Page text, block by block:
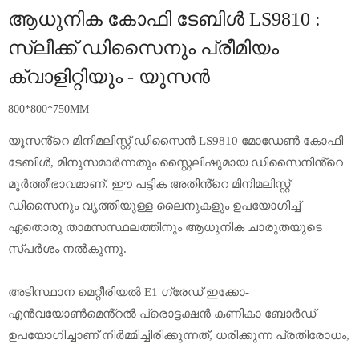
ആധുനിക കോഫി ടേബിൾ LS9810 :
സ്ലീക്ക് ഡിസൈനും പ്രീമിയം
ക്വാളിറ്റിയും - യൂസൻ
800*800*750MM
യൂസൻ്റെ മിനിമലിസ്റ്റ് ഡിസൈൻ LS9810 മോഡേൺ കോഫി
ടേബിൾ, മിനുസമാർന്നതും സ്റ്റൈലിഷുമായ ഡിസൈനിൻ്റെ
മൂർത്തീഭാവമാണ്. ഈ പട്ടിക അതിൻ്റെ മിനിമലിസ്റ്റ്
ഡിസൈനും വൃത്തിയുള്ള ലൈനുകളും ഉപയോഗിച്ച്
ഏതൊരു താമസസ്ഥലത്തിനും ആധുനിക ചാരുതയുടെ
സ്പർശം നൽകുന്നു.
അടിസ്ഥാന മെറ്റീരിയൽ E1 ഗ്രേഡ് ഇക്കോ-
എൻവയോൺമെൻ്റൽ പ്രൊട്ടക്ഷൻ കണികാ ബോർഡ്
ഉപയോഗിച്ചാണ് നിർമ്മിച്ചിരിക്കുന്നത്, ധരിക്കുന്ന പ്രതിരോധം,